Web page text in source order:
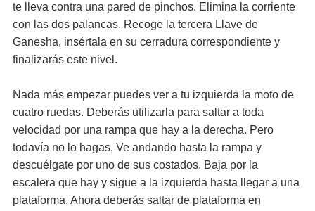
te lleva contra una pared de pinchos. Elimina la corriente
con las dos palancas. Recoge la tercera Llave de
Ganesha, insértala en su cerradura correspondiente y
finalizarás este nivel.
Nada más empezar puedes ver a tu izquierda la moto de
cuatro ruedas. Deberás utilizarla para saltar a toda
velocidad por una rampa que hay a la derecha. Pero
todavía no lo hagas, Ve andando hasta la rampa y
descuélgate por uno de sus costados. Baja por la
escalera que hay y sigue a la izquierda hasta llegar a una
plataforma. Ahora deberás saltar de plataforma en